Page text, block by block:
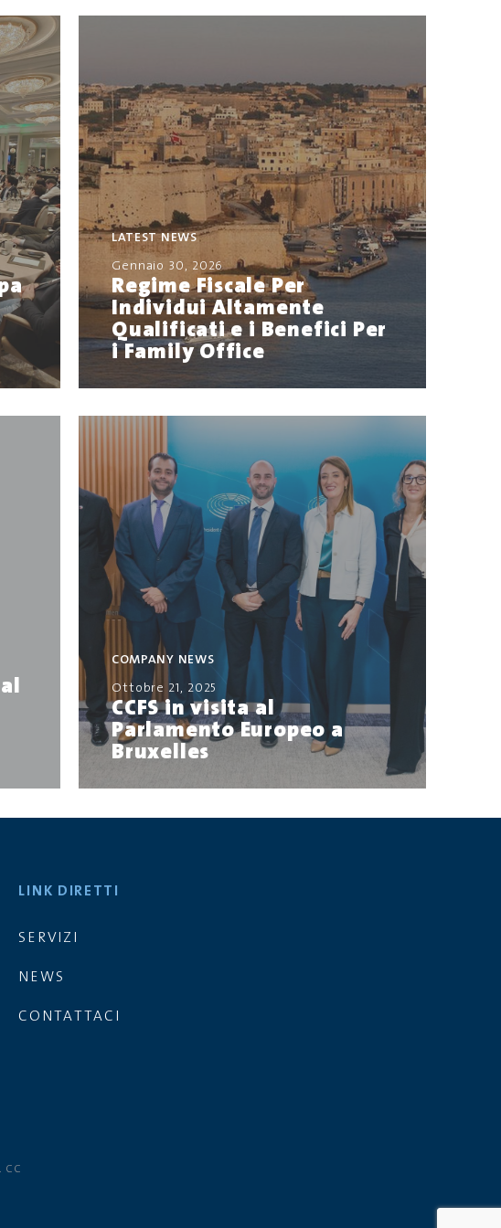
LATEST NEWS
Gennaio 30, 2026
Regime Fiscale Per
Individui Altamente
Qualificati e i Benefici Per
i Family Office
COMPANY NEWS
Ottobre 21, 2025
CCFS in visita al
Parlamento Europeo a
Bruxelles
LINK DIRETTI
SERVIZI
NEWS
CONTATTACI
CC